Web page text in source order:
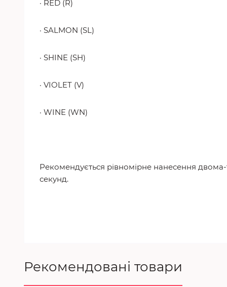
· RED (R)
· SALMON (SL)
· SHINE (SH)
· VIOLET (V)
· WINE (WN)
Рекомендується рівномірне нанесення
секунд.
Рекомендовані товари